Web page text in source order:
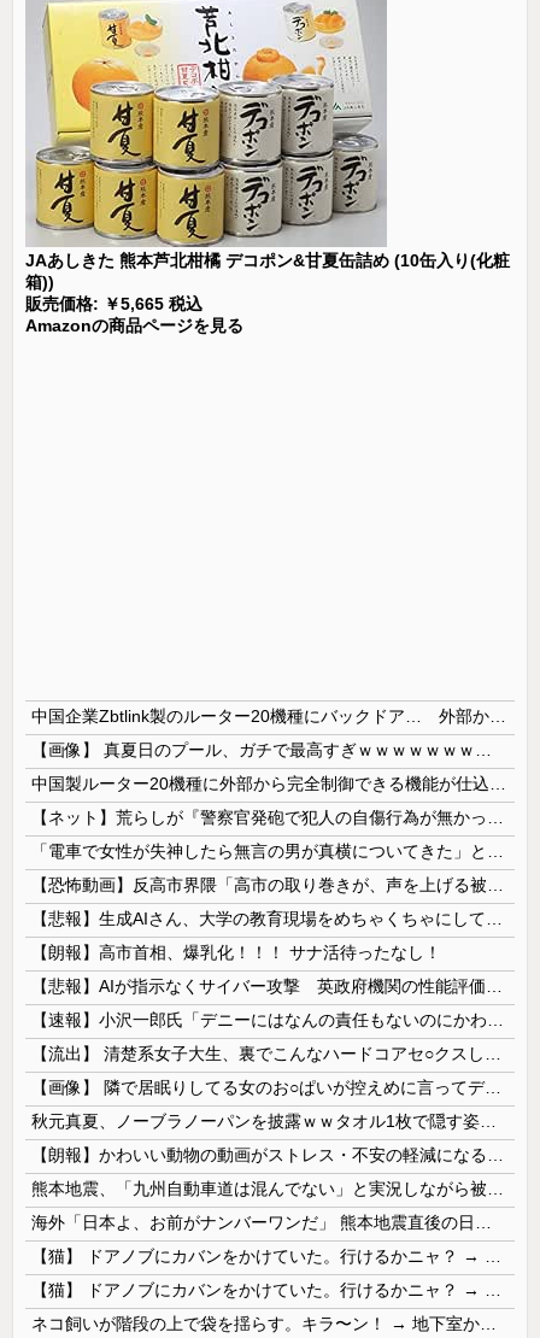
JAあしきた 熊本芦北柑橘 デコポン&甘夏缶詰め (10缶入り(化粧
箱))
販売価格: ￥5,665 税込
Amazonの商品ページを見る
【朗報】高市首相、爆乳化！！！ サナ活待ったなし！
【画像】 隣で居眠りしてる女のお○ぱいが控えめに言ってデカいｗｗｗ